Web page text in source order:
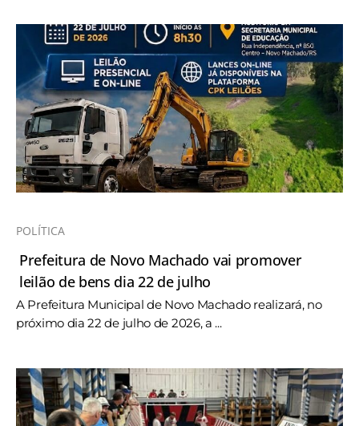
POLÍTICA
Prefeitura de Novo Machado vai promover
leilão de bens dia 22 de julho
A Prefeitura Municipal de Novo Machado realizará, no
próximo dia 22 de julho de 2026, a ...